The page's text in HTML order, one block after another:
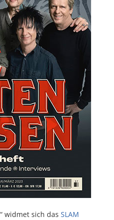
widmet sich das SLAM